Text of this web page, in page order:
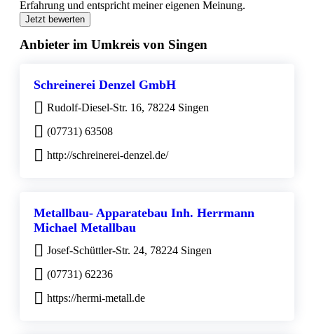
Erfahrung und entspricht meiner eigenen Meinung.
Jetzt bewerten
Anbieter im Umkreis von Singen
Schreinerei Denzel GmbH
Rudolf-Diesel-Str. 16, 78224 Singen
(07731) 63508
http://schreinerei-denzel.de/
Metallbau- Apparatebau Inh. Herrmann
Michael Metallbau
Josef-Schüttler-Str. 24, 78224 Singen
(07731) 62236
https://hermi-metall.de